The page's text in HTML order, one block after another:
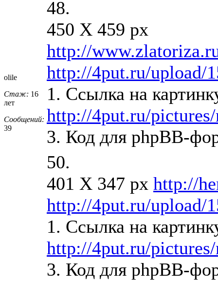
olile
Стаж: 16
лет
Сообщений:
39
48.
450 X 459 px
http://
http://4put.ru/upload/
1. Ссылка на
http://4put.ru/
3. Код для phpBB-
50.
401 X 347 px http://
http://4put.ru/upload/
1. Ссылка на
http://4put.ru/
3. Код для phpBB-